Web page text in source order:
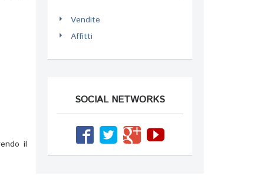
il
Vendite
Affitti
SOCIAL NETWORKS